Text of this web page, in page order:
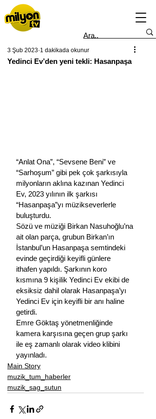
Yedinci Ev’den yeni tekli: Hasanpaşa
3 Şub 2023 1 dakikada okunur
“Anlat Ona”, “Sevsene Beni” ve
“Sarhoşum” gibi pek çok şarkısıyla
milyonların aklına kazınan Yedinci
Ev, 2023 yılının ilk şarkısı
“Hasanpaşa”yı müzikseverlerle
buluşturdu.
Sözü ve müziği Birkan Nasuhoğlu’na
ait olan parça, grubun Birkan’ın
İstanbul’un Hasanpaşa semtindeki
evinde geçirdiği keyifli günlere
ithafen yapıldı. Şarkının koro
kısmına 9 kişilik Yedinci Ev ekibi de
eksiksiz dahil olarak Hasanpaşa’yı
Yedinci Ev için keyifli bir anı haline
getirdi.
Emre Göktaş yönetmenliğinde
kamera karşısına geçen grup şarkı
ile eş zamanlı olarak video klibini
yayınladı.
Main Story
muzik_tum_haberler
muzik_sag_sutun